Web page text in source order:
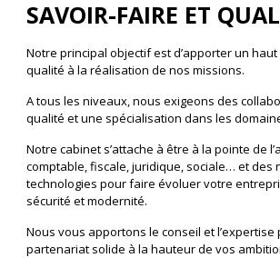
SAVOIR-FAIRE ET
Notre principal objectif est d’apporter un
qualité à la réalisation de nos missions.
A tous les niveaux, nous exigeons des
qualité et une spécialisation dans les
Notre cabinet s’attache à être à la pointe de
comptable, fiscale, juridique, sociale… et des
technologies pour faire évoluer votre
sécurité et modernité.
Nous vous apportons le conseil et l’expertise
partenariat solide à la hauteur de vos